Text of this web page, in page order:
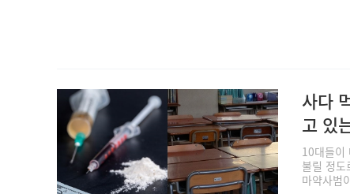
사다
고 있
10대들이
불릴 정
마약사범